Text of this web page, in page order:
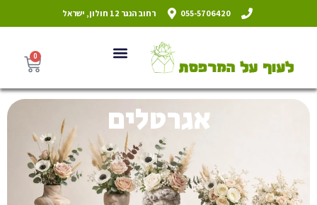
055-5706420 רחוב הנגר 12 חולון, ישראל
0
אגרטלים